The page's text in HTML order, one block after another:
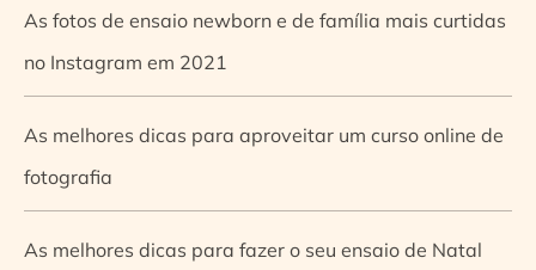
As fotos de ensaio newborn e de família mais curtidas
no Instagram em 2021
As melhores dicas para aproveitar um curso online de
fotografia
As melhores dicas para fazer o seu ensaio de Natal